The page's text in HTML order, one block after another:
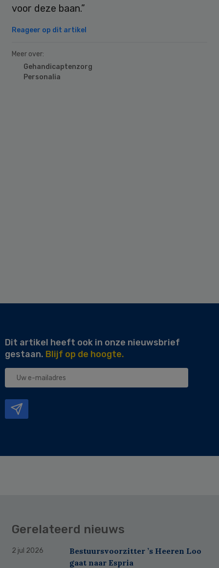
voor deze baan.”
Reageer op dit artikel
Meer over:
Gehandicaptenzorg
Personalia
Dit artikel heeft ook in onze nieuwsbrief
gestaan. Blijf op de hoogte.
Uw
Gerelateerd nieuws
2 jul 2026
Bestuursvoorzitter ’s Heeren Loo
gaat naar Espria